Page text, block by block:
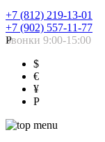
+7 (812) 219-13-01
+7 (902) 557-11-77
Звонки 9:00-15:00
Р
$
€
¥
Р